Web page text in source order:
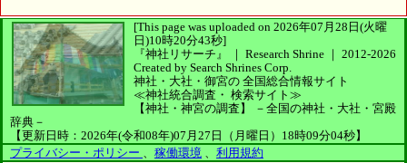
[This page was uploaded on 2026年07月28日(火曜
日)10時20分43秒]
『神社リサーチ』 ｜ Research Shrine ｜ 2012-2026
Created by Search Shrines Corp.
神社・大社・御宮の 全国総合情報サイト
≪神社統合調査・ 検索サイト≫
【神社・神宮の調査】
－全国の神社・大社・宮殿
辞典－
【更新日時：2026年(令和08年)07月27日（月曜日）18時09分04秒】
プライバシー・ポリシー 、 稼働環境 、 利用規約